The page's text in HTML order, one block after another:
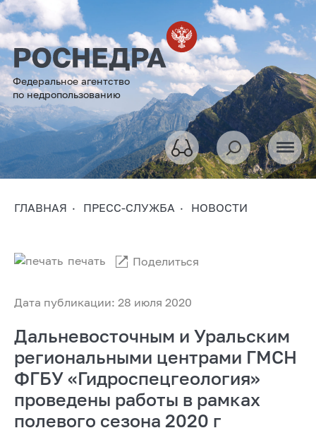
Федеральное агентство
по недропользованию
ГЛАВНАЯ ПРЕСС-СЛУЖБА НОВОСТИ
Дата публикации: 28 июля 2020
печать Поделиться
Дальневосточным и Уральским
региональными центрами ГМСН
ФГБУ «Гидроспецгеология»
проведены работы в рамках
полевого сезона 2020 г